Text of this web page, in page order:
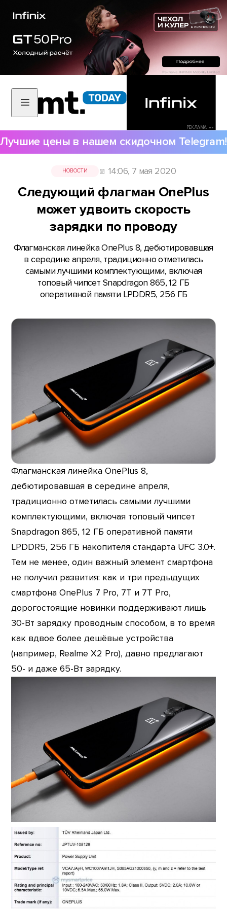
РЕКЛАМА •••
Лучшие цены в нашем скидочном Telegram!
НОВОСТИ 14:06, 7 мая 2020
Следующий флагман OnePlus
может удвоить скорость
зарядки по проводу
Флагманская линейка OnePlus 8, дебютировавшая
в середине апреля, традиционно отметилась
самыми лучшими комплектующими, включая
топовый чипсет Snapdragon 865, 12 ГБ
оперативной памяти LPDDR5, 256 ГБ
Флагманская линейка OnePlus 8,
дебютировавшая в середине апреля,
традиционно отметилась самыми лучшими
комплектующими, включая топовый чипсет
Snapdragon 865, 12 ГБ оперативной памяти
LPDDR5, 256 ГБ накопителя стандарта UFC 3.0+.
Тем не менее, один важный элемент смартфона
не получил развития: как и три предыдущих
смартфона OnePlus 7 Pro, 7T и 7T Pro,
дорогостоящие новинки поддерживают лишь
30-Вт зарядку проводным способом, в то время
как вдвое более дешёвые устройства
(например, Realme X2 Pro), давно предлагают
50- и даже 65-Вт зарядку.